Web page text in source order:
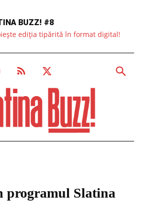
BUZZ! #8
ediția tipărită în format digital!
programul Slatina